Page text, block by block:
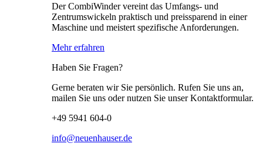
Der CombiWinder vereint das Umfangs- und
Zentrumswickeln praktisch und preissparend in einer
Maschine und meistert spezifische Anforderungen.
Mehr erfahren
Haben Sie Fragen?
Gerne beraten wir Sie persönlich. Rufen Sie uns an,
mailen Sie uns oder nutzen Sie unser Kontaktformular.
+49 5941 604-0
info@neuenhauser.de